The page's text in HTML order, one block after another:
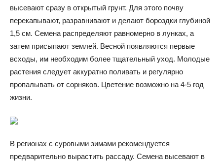
высевают сразу в открытый грунт. Для этого почву
перекапывают, разравнивают и делают бороздки глубиной
1,5 см. Семена распределяют равномерно в лунках, а
затем присыпают землей. Весной появляются первые
всходы, им необходим более тщательный уход. Молодые
растения следует аккуратно поливать и регулярно
пропалывать от сорняков. Цветение возможно на 4-5 год
жизни.
В регионах с суровыми зимами рекомендуется
предварительно вырастить рассаду. Семена высевают в